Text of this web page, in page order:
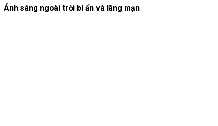
Ánh sáng ngoài trời bí ẩn và lãng mạn